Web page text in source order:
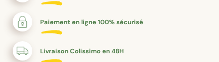
Paiement en ligne 100% sécurisé
Livraison Colissimo en 48H